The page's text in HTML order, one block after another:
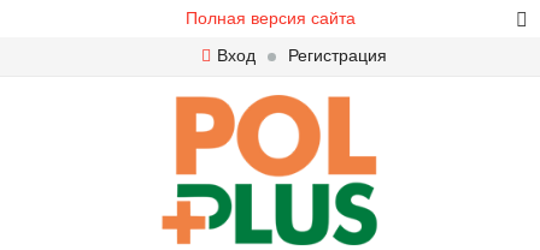
Полная версия сайта
Вход
Регистрация